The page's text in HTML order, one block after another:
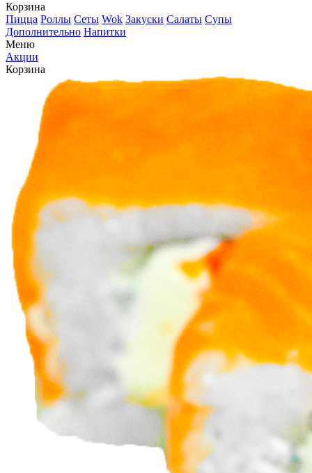
Корзина
Пицца Роллы Сеты Wok Закуски Салаты Супы
Дополнительно Напитки
Меню
Акции
Корзина